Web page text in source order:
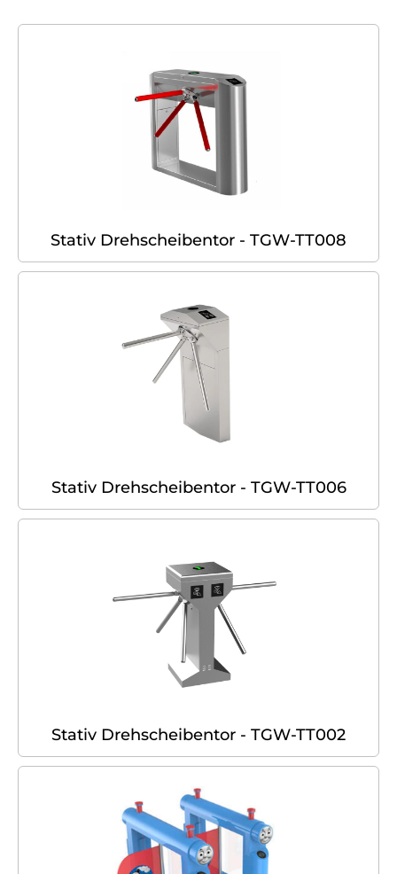
Stativ Drehscheibentor - TGW-TT008
Stativ Drehscheibentor - TGW-TT006
Stativ Drehscheibentor - TGW-TT002